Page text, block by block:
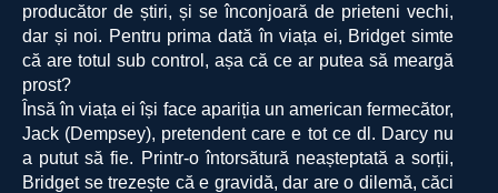
producător de știri, și se înconjoară de prieteni vechi,
dar și noi. Pentru prima dată în viața ei, Bridget simte
că are totul sub control, așa că ce ar putea să meargă
prost?
Însă în viața ei își face apariția un american fermecător,
Jack (Dempsey), pretendent care e tot ce dl. Darcy nu
a putut să fie. Printr-o întorsătură neașteptată a sorții,
Bridget se trezește că e gravidă, dar are o dilemă, căci